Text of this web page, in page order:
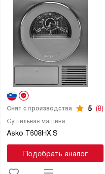
Сушильная машина
Asko T608HX.S
Снят с производства 5 (8)
Подобрать аналог